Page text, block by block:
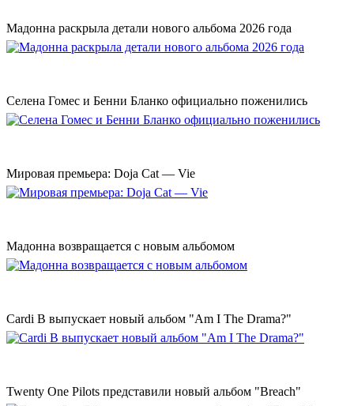
Мадонна раскрыла детали нового альбома 2026 года
Селена Гомес и Бенни Бланко официально поженились
Мировая премьера: Doja Cat — Vie
Мадонна возвращается с новым альбомом
Cardi B выпускает новый альбом "Am I The Drama?"
Twenty One Pilots представили новый альбом "Breach"